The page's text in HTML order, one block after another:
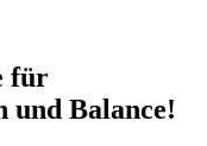
für
und Balance!